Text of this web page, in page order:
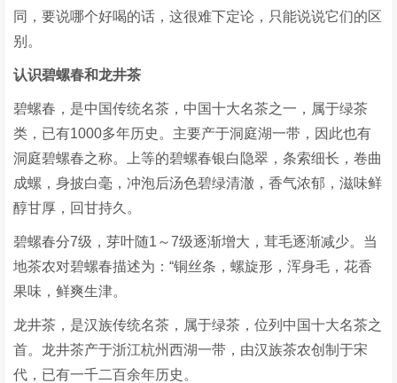
同，要说哪个好喝的话，这很难下定论，只能说说它们的区
别。
认识碧螺春和龙井茶
碧螺春，是中国传统名茶，中国十大名茶之一，属于绿茶
类，已有1000多年历史。主要产于洞庭湖一带，因此也有
洞庭碧螺春之称。上等的碧螺春银白隐翠，条索细长，卷曲
成螺，身披白毫，冲泡后汤色碧绿清澈，香气浓郁，滋味鲜
醇甘厚，回甘持久。
碧螺春分7级，芽叶随1～7级逐渐增大，茸毛逐渐减少。当
地茶农对碧螺春描述为：“铜丝条，螺旋形，浑身毛，花香
果味，鲜爽生津。
龙井茶，是汉族传统名茶，属于绿茶，位列中国十大名茶之
首。龙井茶产于浙江杭州西湖一带，由汉族茶农创制于宋
代，已有一千二百余年历史。